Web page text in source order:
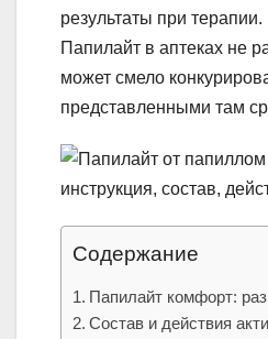
результаты при
Папилайт в аптеках не
может смело
представленными там
Содержание
Папилайт комфорт:
Состав и действия